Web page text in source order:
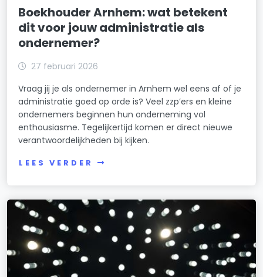
Boekhouder Arnhem: wat betekent
dit voor jouw administratie als
ondernemer?
27 februari 2026
Vraag jij je als ondernemer in Arnhem wel eens af of je
administratie goed op orde is? Veel zzp’ers en kleine
ondernemers beginnen hun onderneming vol
enthousiasme. Tegelijkertijd komen er direct nieuwe
verantwoordelijkheden bij kijken.
LEES VERDER